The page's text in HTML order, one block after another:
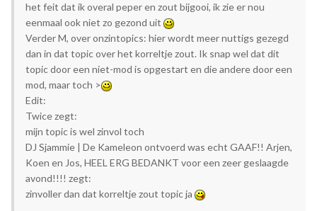
het feit dat ik overal peper en zout bijgooi, ik zie er nou
eenmaal ook niet zo gezond uit
Verder M, over onzintopics: hier wordt meer nuttigs gezegd
dan in dat topic over het korreltje zout. Ik snap wel dat dit
topic door een niet-mod is opgestart en die andere door een
mod, maar toch >
Edit:
Twice zegt:
mijn topic is wel zinvol toch
DJ Sjammie | De Kameleon ontvoerd was echt GAAF!! Arjen,
Koen en Jos, HEEL ERG BEDANKT voor een zeer geslaagde
avond!!!! zegt:
zinvoller dan dat korreltje zout topic ja